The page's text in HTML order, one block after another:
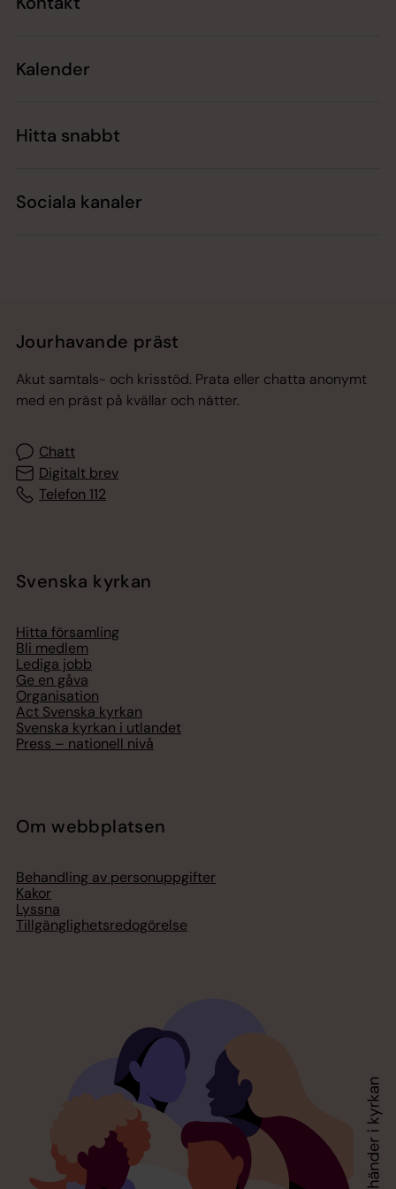
Kalender
Hitta snabbt
Sociala kanaler
Jourhavande präst
Akut samtals- och krisstöd. Prata eller chatta anonymt
med en präst på kvällar och nätter.
Chatt
Digitalt brev
Telefon 112
Svenska kyrkan
Hitta församling
Bli medlem
Lediga jobb
Ge en gåva
Organisation
Act Svenska kyrkan
Svenska kyrkan i utlandet
Press – nationell nivå
Om webbplatsen
Behandling av personuppgifter
Kakor
Lyssna
Tillgänglighetsredogörelse